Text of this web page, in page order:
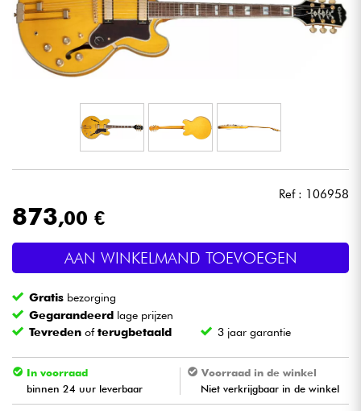
Home-studio
Hoofdtelefoon
Microfoon
Licht
Blaasinstrument
Viool & Quatuor
Ref : 106958
873,00 €
AAN WINKELMAND TOEVOEGEN
Gratis bezorging
Gegarandeerd lage prijzen
Tevreden ofterugbetaald 3 jaar garantie
In voorraad
binnen 24 uur leverbaar
Voorraad in de winkel
Niet verkrijgbaar in de winkel